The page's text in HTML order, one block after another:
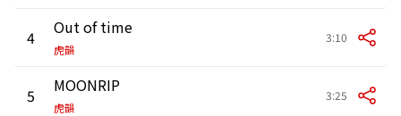
4 Out of time
虎韻
3:10
5 MOONRIP
虎韻
3:25